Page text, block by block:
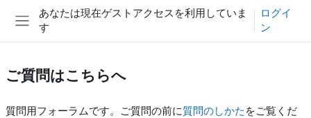
メインコンテンツへスキップする
サイドパネル
あなたは現在ゲストアクセスを利用していま
す
ログイ
ン
ご質問はこちらへ
質問用フォーラムです。ご質問の前に質問のしかた をご覧くだ